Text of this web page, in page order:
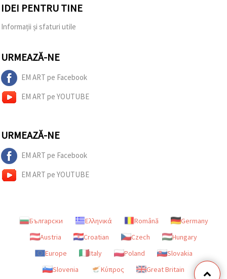
IDEI PENTRU TINE
Informații și sfaturi utile
URMEAZĂ-NE
EM ART pe Facebook
EM ART pe YOUTUBE
URMEAZĂ-NE
EM ART pe Facebook
EM ART pe YOUTUBE
Български Ελληνικά Română
Germany
Austria
Croatian Czech
Hungary
Europe
Italy Poland
Slovakia
Slovenia
Κύπρος Great Britain